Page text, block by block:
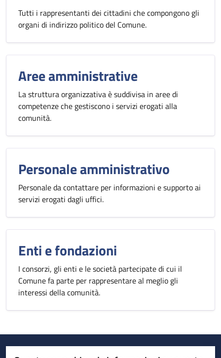
Tutti i rappresentanti dei cittadini che compongono gli
organi di indirizzo politico del Comune.
Aree amministrative
La struttura organizzativa è suddivisa in aree di
competenze che gestiscono i servizi erogati alla
comunità.
Personale amministrativo
Personale da contattare per informazioni e supporto ai
servizi erogati dagli uffici.
Enti e fondazioni
I consorzi, gli enti e le società partecipate di cui il
Comune fa parte per rappresentare al meglio gli
interessi della comunità.